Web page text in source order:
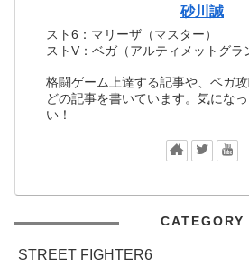
砂川誠
スト6：マリーザ（マスター）
ストV：ベガ（アルティメットグラ
格闘ゲーム上達する記事や、ベガ
どの記事を書いています。気にな
い！
CATEGORY
STREET FIGHTER6